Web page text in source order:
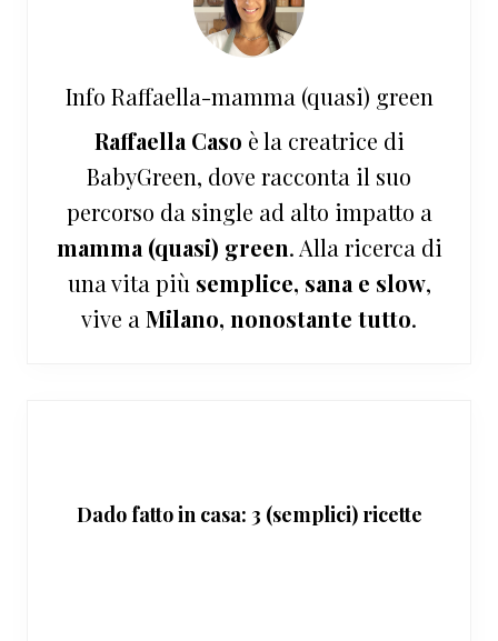
Info Raffaella-mamma (quasi) green
Raffaella Caso è la creatrice di
BabyGreen, dove racconta il suo
percorso da single ad alto impatto a
mamma (quasi) green. Alla ricerca di
una vita più semplice, sana e slow,
vive a Milano, nonostante tutto.
Dado fatto in casa: 3 (semplici) ricette